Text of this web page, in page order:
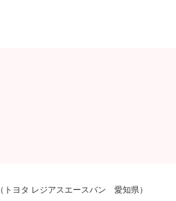
（トヨタ レジアスエースバン 愛知県）